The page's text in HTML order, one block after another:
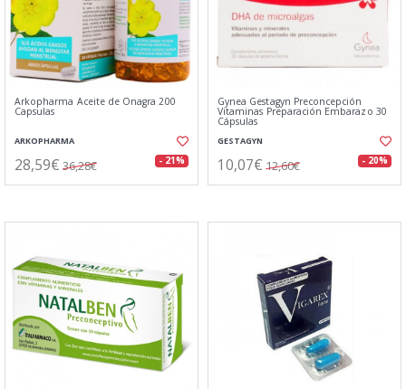
Arkopharma Aceite de Onagra 200
Capsulas
ARKOPHARMA
28,59€ 36,28€ - 21%
Gynea Gestagyn Preconcepción
Vitaminas Preparación Embarazo 30
Cápsulas
GESTAGYN
10,07€ 12,60€ - 20%